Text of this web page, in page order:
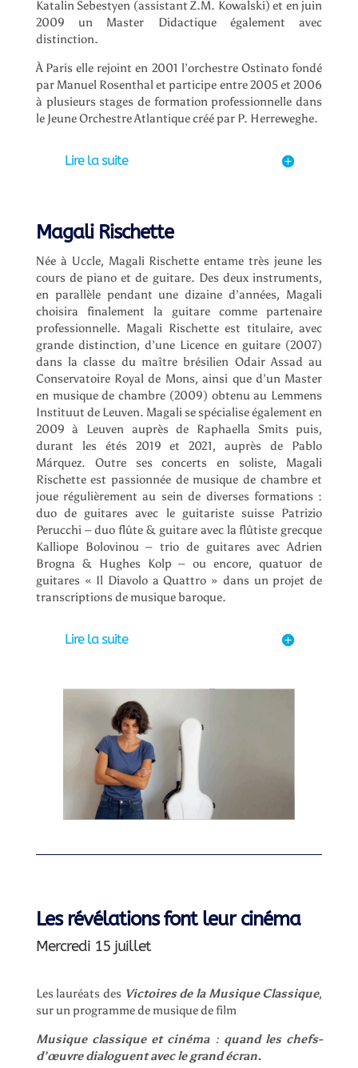
Katalin Sebestyen (assistant Z.M. Kowalski) et en juin
2009 un Master Didactique également avec
distinction.
À Paris elle rejoint en 2001 l’orchestre Ostinato fondé
par Manuel Rosenthal et participe entre 2005 et 2006
à plusieurs stages de formation professionnelle dans
le Jeune Orchestre Atlantique créé par P. Herreweghe.
Lire la suite
Magali Rischette
Née à Uccle, Magali Rischette entame très jeune les
cours de piano et de guitare. Des deux instruments,
en parallèle pendant une dizaine d’années, Magali
choisira finalement la guitare comme partenaire
professionnelle. Magali Rischette est titulaire, avec
grande distinction, d’une Licence en guitare (2007)
dans la classe du maître brésilien Odair Assad au
Conservatoire Royal de Mons, ainsi que d’un Master
en musique de chambre (2009) obtenu au Lemmens
Instituut de Leuven. Magali se spécialise également en
2009 à Leuven auprès de Raphaella Smits puis,
durant les étés 2019 et 2021, auprès de Pablo
Márquez. Outre ses concerts en soliste, Magali
Rischette est passionnée de musique de chambre et
joue régulièrement au sein de diverses formations :
duo de guitares avec le guitariste suisse Patrizio
Perucchi – duo flûte & guitare avec la flûtiste grecque
Kalliope Bolovinou – trio de guitares avec Adrien
Brogna & Hughes Kolp – ou encore, quatuor de
guitares « Il Diavolo a Quattro » dans un projet de
transcriptions de musique baroque.
Lire la suite
Les révélations font leur cinéma
Mercredi 15 juillet
Les lauréats des Victoires de la Musique Classique,
sur un programme de musique de film
Musique classique et cinéma:quand les chefs-
d’œuvre dialoguent avec le grand écran.